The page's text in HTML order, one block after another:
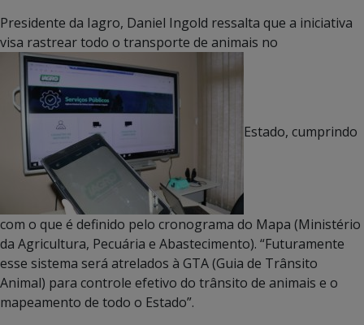
Presidente da Iagro, Daniel Ingold ressalta que a iniciativa
visa rastrear todo o transporte de animais no
Estado, cumprindo
com o que é definido pelo cronograma do Mapa (Ministério
da Agricultura, Pecuária e Abastecimento). “Futuramente
esse sistema será atrelados à GTA (Guia de Trânsito
Animal) para controle efetivo do trânsito de animais e o
mapeamento de todo o Estado”.